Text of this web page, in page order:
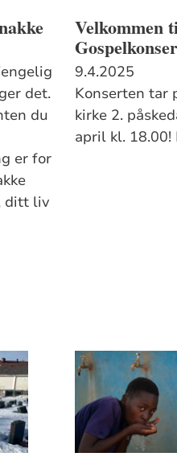
det.
du
er for
ditt liv
Velkommen
9.4.2025
Konserten tar
kirke 2.
april kl. 18.00!